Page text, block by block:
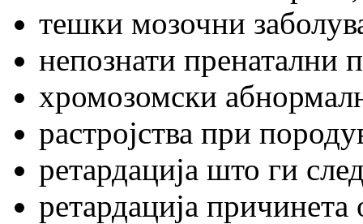
тешки мозочни
непознати пренатални
хромозомски
растројства при
ретардација што ги
ретардација